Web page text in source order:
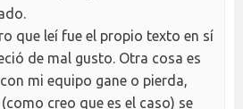
que leí fue el propio texto en sí
de mal gusto. Otra cosa es
mi equipo gane o pierda,
creo que es el caso) se